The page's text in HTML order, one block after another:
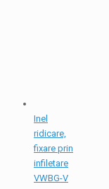
Inel
ridicare,
fixare prin
infiletare
VWBG-V